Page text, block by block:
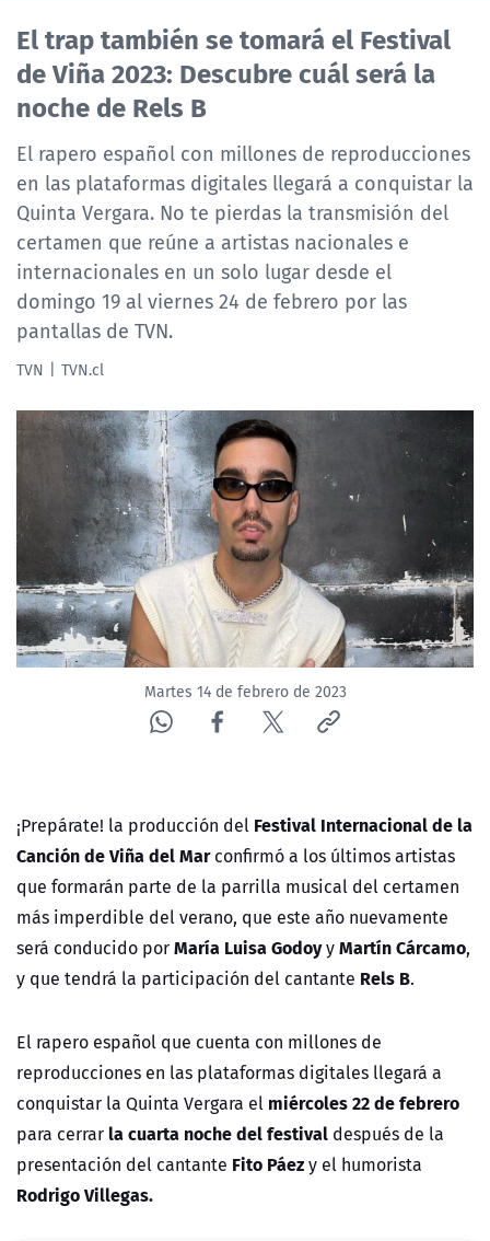
NTV
ACTUALIDAD Y TENDENCIAS
CORPORATIVO Y TRANSPARENCIA
CANAL DE DENUNCIAS
ÁREA DE PROYECTOS
El trap también se tomará el Festival
de Viña 2023: Descubre cuál será la
noche de Rels B
El rapero español con millones de reproducciones
en las plataformas digitales llegará a conquistar la
Quinta Vergara. No te pierdas la transmisión del
certamen que reúne a artistas nacionales e
internacionales en un solo lugar desde el
domingo 19 al viernes 24 de febrero por las
pantallas de TVN.
TVN TVN.cl
Martes 14 de febrero de 2023
¡Prepárate! la producción del Festival Internacional de la
Canción de Viña del Marconfirmó a los últimos artistas
que formarán parte de la parrilla musical del certamen
más imperdible del verano, que este año nuevamente
será conducido porMaría Luisa GodoyyMartín Cárcamo,
y que tendrá la participación del cantante Rels B.
El rapero español que cuenta con millones de
reproducciones en las plataformas digitales llegará a
conquistar la Quinta Vergara el miércoles 22 de febrero
para cerrar la cuarta noche del festival después de la
presentación del cantante Fito Páezy el humorista
Rodrigo Villegas.